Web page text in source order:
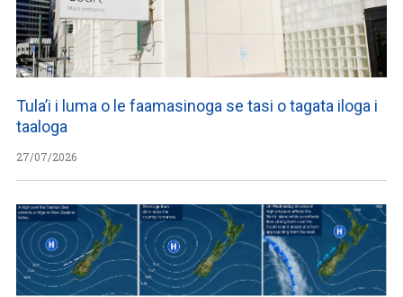
Tula’i i luma o le faamasinoga se tasi o tagata iloga i
taaloga
27/07/2026